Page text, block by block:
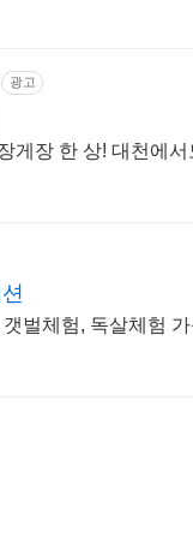
광고
게장 한 상! 대천에서
벌체험, 독살체험